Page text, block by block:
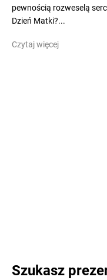
pewnością rozweselą
Dzień Matki?...
Czytaj więcej
Szukasz